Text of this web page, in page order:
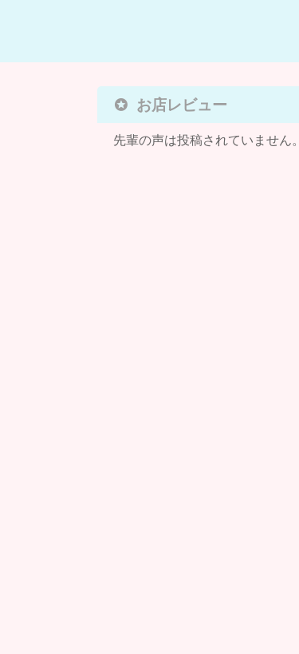
お店レビュー
先輩の声は投稿されていません。